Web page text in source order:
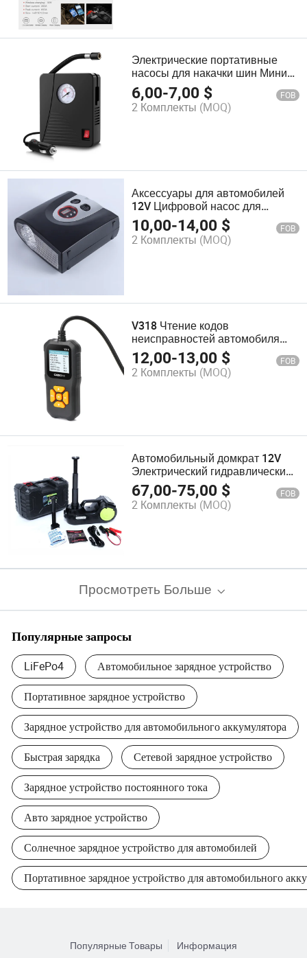
Электрические портативные
насосы для накачки шин Мини
12V насос для автомобильных
шин компрессор воздуха для
автомобилей
6,00-7,00 $ FOB
2 Комплекты (MOQ)
Аксессуары для автомобилей
12V Цифровой насос для
накачки шин автомобилей
10,00-14,00 $ FOB
2 Комплекты (MOQ)
V318 Чтение кодов
неисправностей автомобиля
Сканер двигателя Может OBD2
Универсальный
диагностический инструмент
12,00-13,00 $ FOB
2 Комплекты (MOQ)
Автомобильный домкрат 12V
Электрический гидравлический
домкрат
67,00-75,00 $ FOB
2 Комплекты (MOQ)
Просмотреть Больше
Популярные запросы
LiFePo4 Автомобильное зарядное устройство
Портативное зарядное устройство
Зарядное устройство для автомобильного аккумулятора
Быстрая зарядка Сетевой зарядное устройство
Зарядное устройство постоянного тока
Авто зарядное устройство
Солнечное зарядное устройство для автомобилей
Портативное зарядное устройство для автомобильного
Популярные Товары
Информация